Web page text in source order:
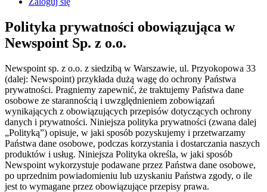
Polityka prywatności obowiązująca w
Newspoint Sp. z o.o.
Newspoint sp. z o.o. z siedzibą w Warszawie, ul. Przyokopowa 33
(dalej: Newspoint) przykłada dużą wagę do ochrony Państwa
prywatności. Pragniemy zapewnić, że traktujemy Państwa dane
osobowe ze starannością i uwzględnieniem zobowiązań
wynikających z obowiązujących przepisów dotyczących ochrony
danych i prywatności. Niniejsza polityka prywatności (zwana dalej
„Polityką”) opisuje, w jaki sposób pozyskujemy i przetwarzamy
Państwa dane osobowe, podczas korzystania i dostarczania naszych
produktów i usług. Niniejsza Polityka określa, w jaki sposób
Newspoint wykorzystuje podawane przez Państwa dane osobowe,
po uprzednim powiadomieniu lub uzyskaniu Państwa zgody, o ile
jest to wymagane przez obowiązujące przepisy prawa.